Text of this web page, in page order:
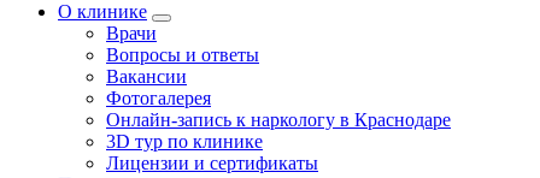
О клинике
Врачи
Вопросы и ответы
Вакансии
Фотогалерея
Онлайн-запись к наркологу в Краснодаре
3D тур по клинике
Лицензии и сертификаты